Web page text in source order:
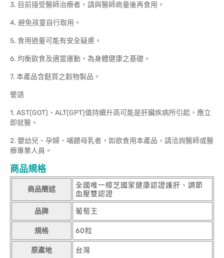
3. 目前接受醫師治療者，請與醫師商量後再食用。
4. 避免孩童自行取用。
5. 食用過量可能有安全疑慮。
6. 均衡飲食及適當運動，為身體健康之基礎。
7. 本產品含麩質之穀物製品。
警語
1. AST(GOT)、ALT(GPT)值持續升高可能是肝臟疾病所引起，應立
即就醫。
2. 嬰幼兒、孕婦、哺餵母乳者，如欲食用本產品，請洽詢醫師或醫
療專業人員。
商品規格
商品簡述
全國唯一樟芝國家健康認證護肝、調節
血壓雙認證
品牌 葡萄王
規格 60粒
原產地 台灣